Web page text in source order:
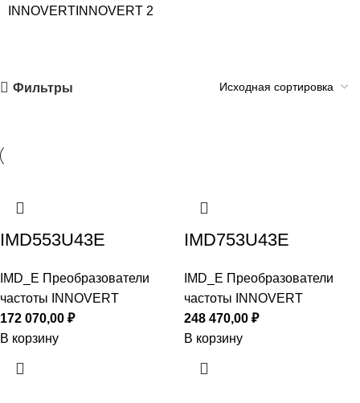
INNOVERT INNOVERT 2
Фильтры
IMD553U43E
IMD_E Преобразователи
частоты INNOVERT
172 070,00 ₽
В корзину
IMD753U43E
IMD_E Преобразователи
частоты INNOVERT
248 470,00 ₽
В корзину